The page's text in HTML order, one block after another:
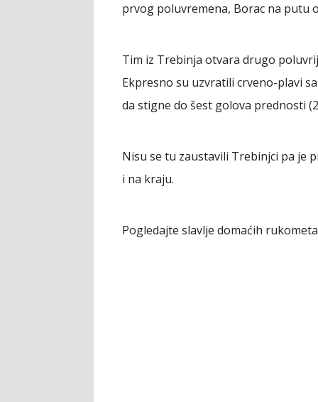
prvog poluvremena, Borac na putu
Tim iz Trebinja otvara drugo
Ekpresno su uzvratili crveno-plavi
da stigne do šest golova prednosti
Nisu se tu zaustavili Trebinjci pa je
i na kraju.
Pogledajte slavlje domaćih